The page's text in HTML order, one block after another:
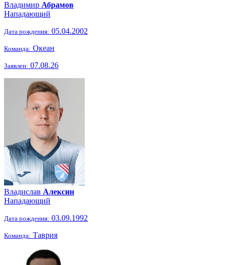
Владимир Абрамов
Нападающий
Дата рождения: 05.04.2002
Команда: Океан
Заявлен: 07.08.26
Владислав Алексин
Нападающий
Дата рождения: 03.09.1992
Команда: Таврия